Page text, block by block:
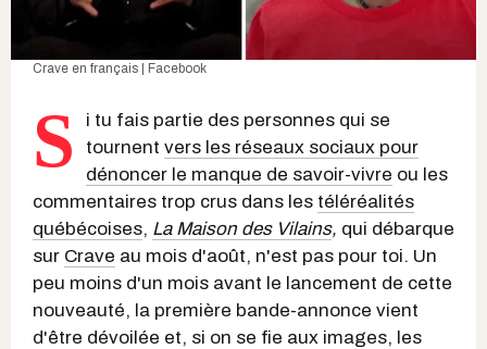
Crave en français | Facebook
S
i tu fais partie des personnes qui se
tournent vers les réseaux sociaux pour
dénoncer le manque de savoir-vivre ou les
commentaires trop crus dans les téléréalités
québécoises, La Maison des Vilains, qui débarque
sur Crave au mois d'août, n'est pas pour toi. Un
peu moins d'un mois avant le lancement de cette
nouveauté, la première bande-annonce vient
d'être dévoilée et, si on se fie aux images, les